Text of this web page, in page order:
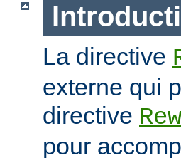
La directive
externe qui
directive
pour